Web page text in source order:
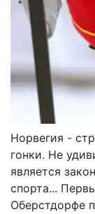
Норвегия -
гонки. Не
является
спорта...
Оберстдорфе